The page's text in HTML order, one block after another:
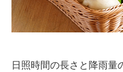
日照時間の長さと降雨量